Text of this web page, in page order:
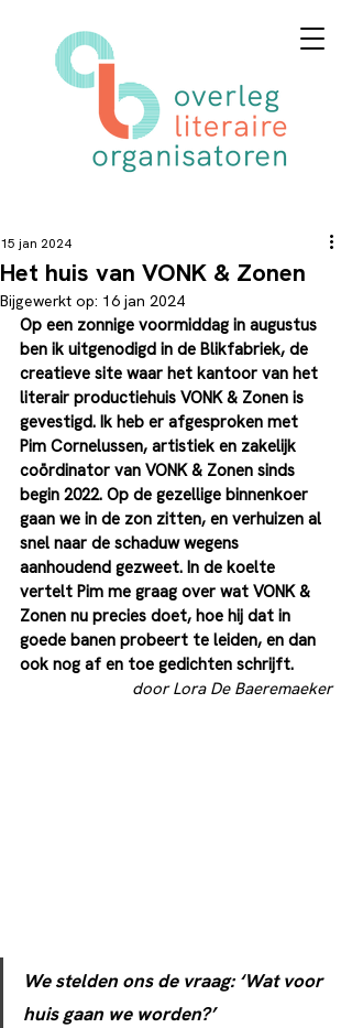
Het huis van VONK & Zonen
15 jan 2024
Bijgewerkt op: 16 jan 2024
Op een zonnige voormiddag in augustus
ben ik uitgenodigd in de Blikfabriek, de
creatieve site waar het kantoor van het
literair productiehuis VONK & Zonen is
gevestigd. Ik heb er afgesproken met
Pim Cornelussen, artistiek en zakelijk
coördinator van VONK & Zonen sinds
begin 2022. Op de gezellige binnenkoer
gaan we in de zon zitten, en verhuizen al
snel naar de schaduw wegens
aanhoudend gezweet. In de koelte
vertelt Pim me graag over wat VONK &
Zonen nu precies doet, hoe hij dat in
goede banen probeert te leiden, en dan
ook nog af en toe gedichten schrijft.
door Lora De Baeremaeker
We stelden ons de vraag: ‘Wat voor
huis gaan we worden?’